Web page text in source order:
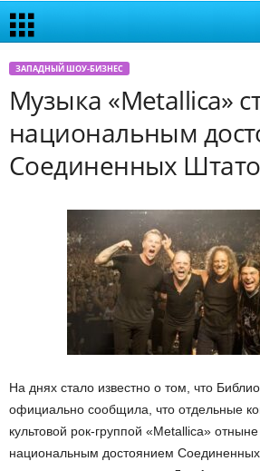
ЗАПАДНЫЙ ШОУ-БИЗНЕС
Музыка «Metallica»
национальным
Соединенных
На днях стало известно о том, что
официально сообщила, что отдельные
культовой рок-группой «Metallica»
национальным достоянием